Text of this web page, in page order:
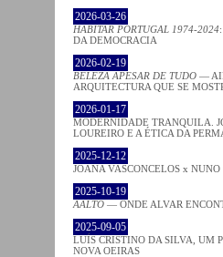
2026-03-26
HABITAR PORTUGAL 1974-2024
DA DEMOCRACIA
2026-02-19
BELEZA APESAR DE TUDO —
ARQUITECTURA QUE SE
2026-01-17
MODERNIDADE TRANQUILA.
LOUREIRO E A ÉTICA DA
2025-12-12
JOANA VASCONCELOS x
2025-10-19
AALTO — ONDE ALVAR
2025-09-05
LUÍS CRISTINO DA SILVA, UM
NOVA OEIRAS